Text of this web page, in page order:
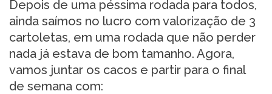
Depois de uma péssima rodada para todos,
ainda saímos no lucro com valorização de 3
cartoletas, em uma rodada que não perder
nada já estava de bom tamanho. Agora,
vamos juntar os cacos e partir para o final
de semana com: